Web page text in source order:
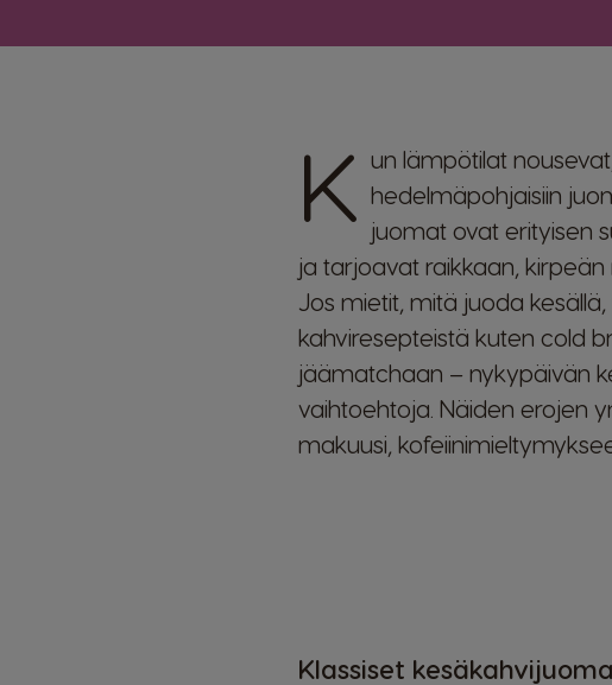
K un lämpötilat
hedelmäpohjaisiin
juomat ovat erityisen
ja tarjoavat raikkaan, kirpeän
Jos mietit, mitä juoda
kahviresepteistä kuten cold
jäämatchaan – nykypäivän
vaihtoehtoja. Näiden erojen
makuusi,
Klassiset